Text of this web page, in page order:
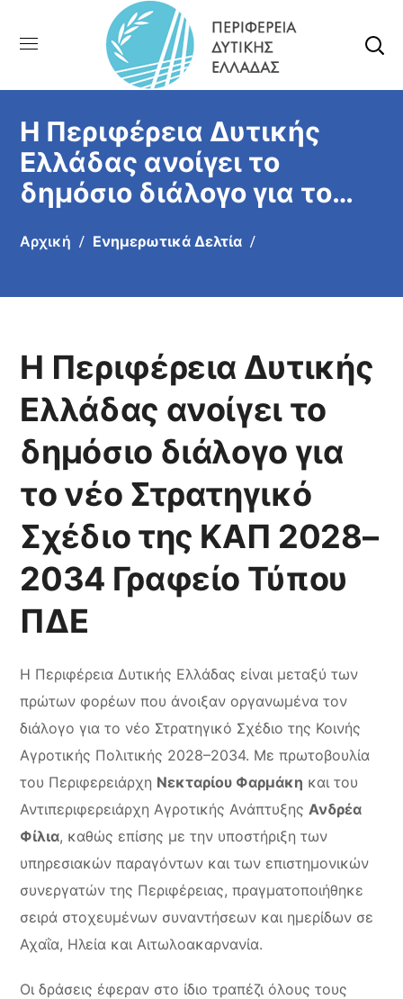
Η Περιφέρεια Δυτικής
Ελλάδας ανοίγει το
δημόσιο διάλογο για το
της ΚΑΠ 2028–2034
Αρχική Ενημερωτικά Δελτία
Η Περιφέρεια Δυτικής
Ελλάδας ανοίγει το
δημόσιο διάλογο για
το νέο Στρατηγικό
Σχέδιο της ΚΑΠ 2028–
2034 Γραφείο Τύπου
ΠΔΕ
Η Περιφέρεια Δυτικής Ελλάδας είναι μεταξύ των
πρώτων φορέων που άνοιξαν οργανωμένα τον
διάλογο για το νέο Στρατηγικό Σχέδιο της Κοινής
Αγροτικής Πολιτικής 2028–2034. Με πρωτοβουλία
του Περιφερειάρχη Νεκταρίου Φαρμάκη και του
Αντιπεριφερειάρχη Αγροτικής ΑνάπτυξηςΑνδρέα
Φίλια, καθώς επίσης με την υποστήριξη των
υπηρεσιακών παραγόντων και των επιστημονικών
συνεργατών της Περιφέρειας, πραγματοποιήθηκε
σειρά στοχευμένων συναντήσεων και ημερίδων σε
Αχαΐα, Ηλεία και Αιτωλοακαρνανία.
Οι δράσεις έφεραν στο ίδιο τραπέζι όλους τους